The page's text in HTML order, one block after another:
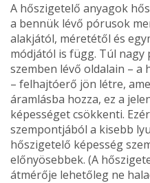
A hőszigetelő anyagok
a bennük lévő pó­rusok
alakjától, méretétől és
módjától is függ. Túl
szemben lévő oldalain –
– felhajtóerő jön létre,
áramlásba hozza, ez a
képességet csökkenti.
szempontjából a kisebb
hőszigetelő képesség
előnyösebbek. (A
átmérője lehetőleg ne